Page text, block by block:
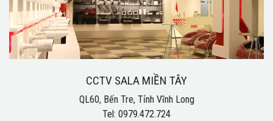
CCTV SALA MIỀN TÂY
QL60, Bến Tre, Tỉnh Vĩnh Long
Tel: 0979.472.724